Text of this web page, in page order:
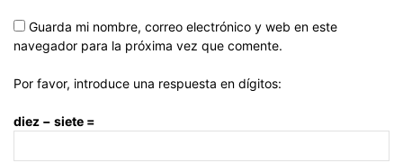
Guarda mi nombre, correo electrónico y web en este
navegador para la próxima vez que comente.
Por favor, introduce una respuesta en dígitos:
diez − siete =